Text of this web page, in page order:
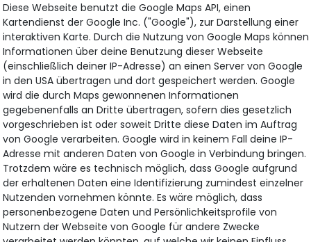
Diese Webseite benutzt die Google Maps API, einen
Kartendienst der Google Inc. ("Google"), zur Darstellung einer
interaktiven Karte. Durch die Nutzung von Google Maps können
Informationen über deine Benutzung dieser Webseite
(einschließlich deiner IP-Adresse) an einen Server von Google
in den USA übertragen und dort gespeichert werden. Google
wird die durch Maps gewonnenen Informationen
gegebenenfalls an Dritte übertragen, sofern dies gesetzlich
vorgeschrieben ist oder soweit Dritte diese Daten im Auftrag
von Google verarbeiten. Google wird in keinem Fall deine IP-
Adresse mit anderen Daten von Google in Verbindung bringen.
Trotzdem wäre es technisch möglich, dass Google aufgrund
der erhaltenen Daten eine Identifizierung zumindest einzelner
Nutzenden vornehmen könnte. Es wäre möglich, dass
personenbezogene Daten und Persönlichkeitsprofile von
Nutzern der Webseite von Google für andere Zwecke